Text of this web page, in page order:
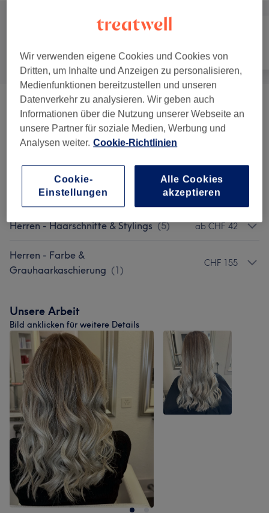
Alle Coiffeur
Damen - Haarschnitte & Stylings 7) ab CHF 42
Damen - Farbe & Coloration (7)
Haarkuren & Pflege (1) CHF 15
Augenbrauen & Wimpernbehandlungen (1) CHF 18
Herren - Haarschnitte & Stylings (5) ab CHF 42
Herren - Farbe &
Grauhaarkaschierung (1)
CHF 155
Unsere Arbeit
Bild anklicken für weitere Details
Wir verwenden eigene Cookies und Cookies von
Dritten, um Inhalte und Anzeigen zu personalisieren,
Medienfunktionen bereitzustellen und unseren
Datenverkehr zu analysieren. Wir geben auch
Informationen über die Nutzung unserer Webseite an
unsere Partner für soziale Medien, Werbung und
Analysen weiter. Cookie-Richtlinien
Alle Cookies
akzeptieren
Cookie-
Einstellungen